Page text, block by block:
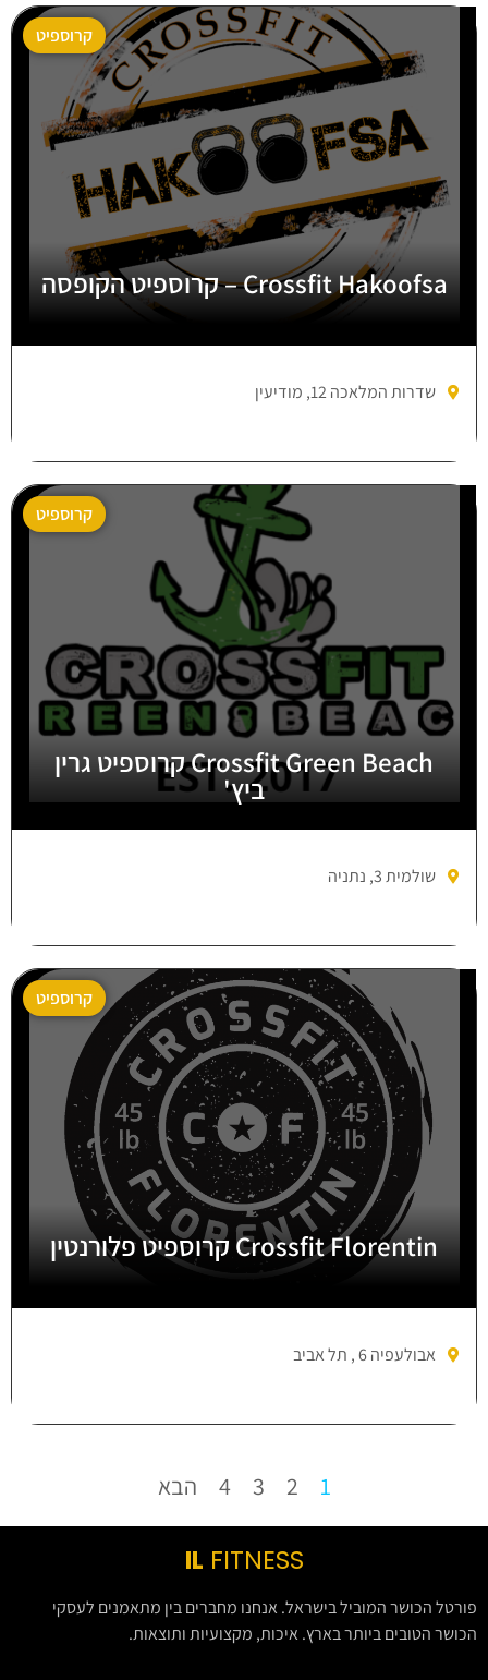
קרוספיט
Crossfit Hakoofsa – קרוספיט הקופסה
שדרות המלאכה 12, מודיעין
קרוספיט
Crossfit Green Beach קרוספיט גרין
ביץ'
שולמית 3, נתניה
קרוספיט
Crossfit Florentin קרוספיט פלורנטין
אבולעפיה 6 , תל אביב
1
2
3
4 הבא
IL FITNESS
פורטל הכושר המוביל בישראל. אנחנו מחברים בין מתאמנים לעסקי
הכושר הטובים ביותר בארץ. איכות, מקצועיות ותוצאות.